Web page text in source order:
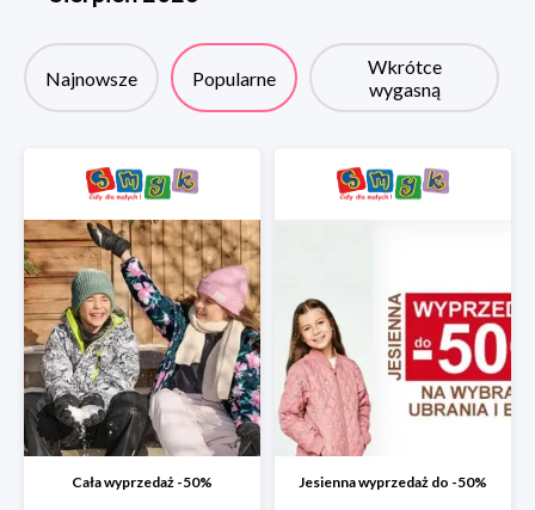
Najnowsze Popularne
Wkrótce
wygasną
Cała wyprzedaż -50% Jesienna wyprzedaż do -50%